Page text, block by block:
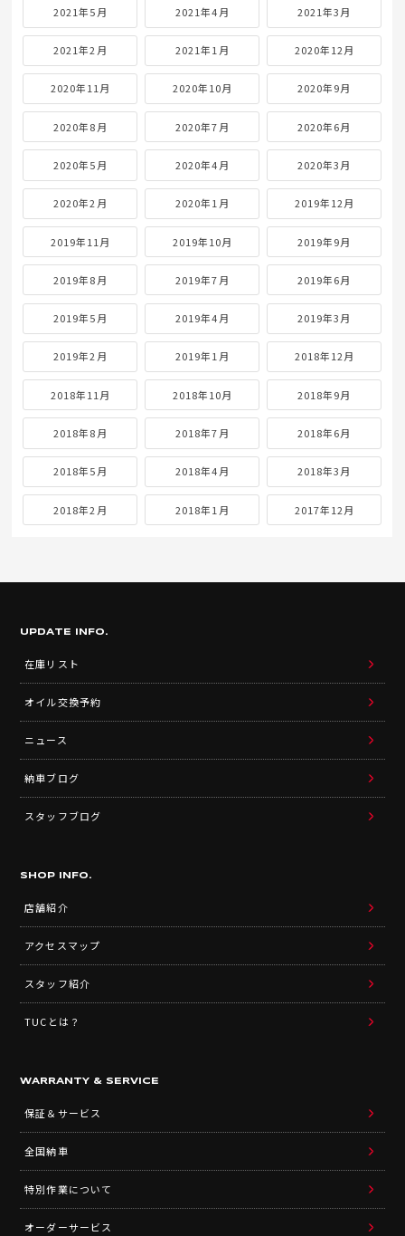
2021年5月 2021年4月 2021年3月
2021年2月 2021年1月 2020年12月
2020年11月 2020年10月 2020年9月
2020年8月 2020年7月 2020年6月
2020年5月 2020年4月 2020年3月
2020年2月 2020年1月 2019年12月
2019年11月 2019年10月 2019年9月
2019年8月 2019年7月 2019年6月
2019年5月 2019年4月 2019年3月
2019年2月 2019年1月 2018年12月
2018年11月 2018年10月 2018年9月
2018年8月 2018年7月 2018年6月
2018年5月 2018年4月 2018年3月
2018年2月 2018年1月 2017年12月
UPDATE INFO.
在庫リスト
オイル交換予約
ニュース
納車ブログ
スタッフブログ
SHOP INFO.
店舗紹介
アクセスマップ
スタッフ紹介
TUCとは？
WARRANTY & SERVICE
保証＆サービス
全国納車
特別作業について
オーダーサービス